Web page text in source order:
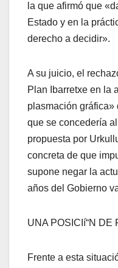
la que afirmó que
Estado y en la
derecho a decidir».
A su juicio, el
Plan Ibarretxe en la
plasmación gráfica»
que se concederí­a
propuesta por
concreta de que
supone negar la
años del Gobierno
UNA POSICIí“N DE
Frente a esta